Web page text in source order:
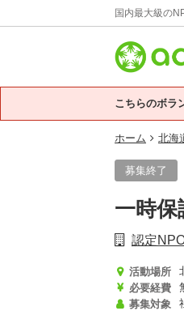
国内最大級の
こちらのボラ
ホーム 北海
募集終了
一時保
認定
活動場所
必要経費
募集対象